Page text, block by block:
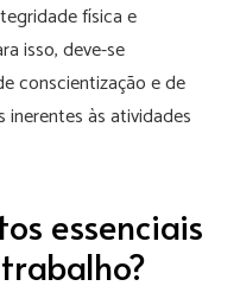
física e
isso, deve-se
conscientização e de
às atividades
essenciais